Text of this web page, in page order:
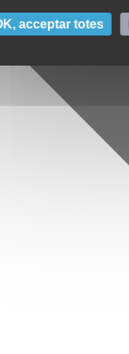
acceptar totes